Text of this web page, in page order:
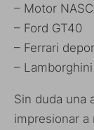
– Motor
– Ford GT40
– Ferrari
–
Sin duda una
impresionar a